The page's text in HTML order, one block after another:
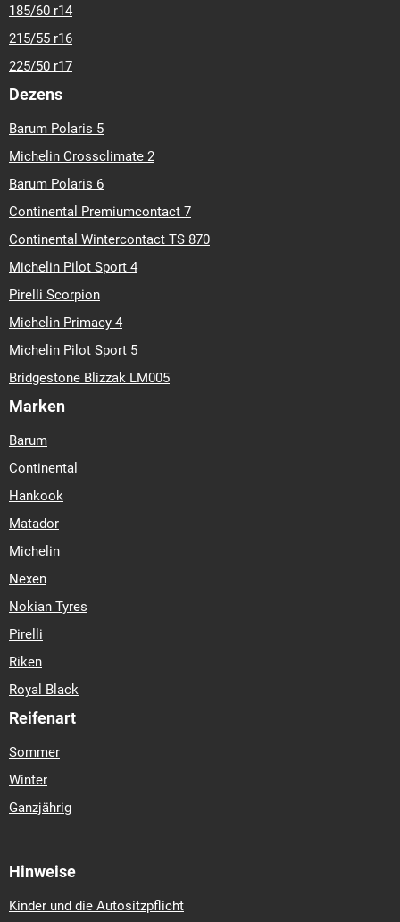
185/60 r14
215/55 r16
225/50 r17
Dezens
Barum Polaris 5
Michelin Crossclimate 2
Barum Polaris 6
Continental Premiumcontact 7
Continental Wintercontact TS 870
Michelin Pilot Sport 4
Pirelli Scorpion
Michelin Primacy 4
Michelin Pilot Sport 5
Bridgestone Blizzak LM005
Marken
Barum
Continental
Hankook
Matador
Michelin
Nexen
Nokian Tyres
Pirelli
Riken
Royal Black
Reifenart
Sommer
Winter
Ganzjährig
Hinweise
Kinder und die Autositzpflicht